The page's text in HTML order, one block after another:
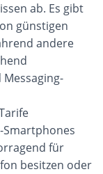
ab. Es gibt
günstigen
andere
Smartphones
für
besitzen oder